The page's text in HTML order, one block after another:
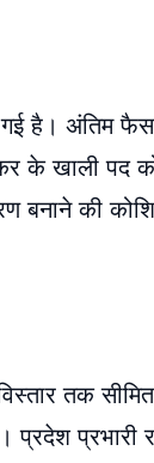
है। अंतिम
के खाली पद
बनाने की
तक
प्रभारी